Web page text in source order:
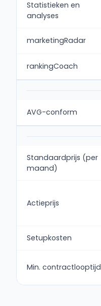
Statistieken en
analyses
marketingRadar
rankingCoach
AVG-conform
Standaardprijs (per
maand)
Actieprijs
Setupkosten
Min. contractlooptijd